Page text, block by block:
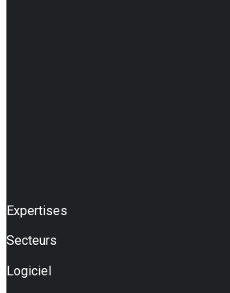
Expertises
Secteurs
Logiciel